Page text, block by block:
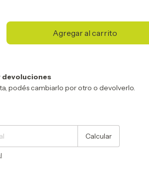
devoluciones
podés cambiarlo por otro o devolverlo.
Calcular